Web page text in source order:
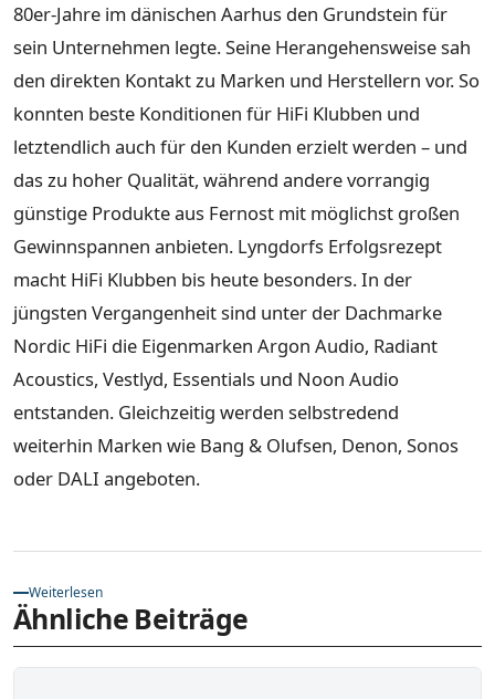
80er-Jahre im dänischen Aarhus den Grundstein für
sein Unternehmen legte. Seine Herangehensweise sah
den direkten Kontakt zu Marken und Herstellern vor. So
konnten beste Konditionen für HiFi Klubben und
letztendlich auch für den Kunden erzielt werden – und
das zu hoher Qualität, während andere vorrangig
günstige Produkte aus Fernost mit möglichst großen
Gewinnspannen anbieten. Lyngdorfs Erfolgsrezept
macht HiFi Klubben bis heute besonders. In der
jüngsten Vergangenheit sind unter der Dachmarke
Nordic HiFi die Eigenmarken Argon Audio, Radiant
Acoustics, Vestlyd, Essentials und Noon Audio
entstanden. Gleichzeitig werden selbstredend
weiterhin Marken wie Bang & Olufsen, Denon, Sonos
oder DALI angeboten.
Weiterlesen
Ähnliche Beiträge